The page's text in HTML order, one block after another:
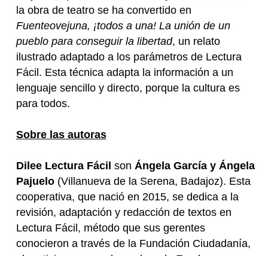
la obra de teatro se ha convertido en
Fuenteovejuna, ¡todos a una!La unión de un
pueblo para conseguir la libertad, un relato
ilustrado adaptado a los parámetros de Lectura
Fácil. Esta técnica adapta la información a un
lenguaje sencillo y directo, porque la cultura es
para todos.
Sobre las autoras
Dilee Lectura Fácil son Ángela García y Ángela
Pajuelo(Villanueva de la Serena, Badajoz). Esta
cooperativa, que nació en 2015, se dedica a la
revisión, adaptación y redacción de textos en
Lectura Fácil, método que sus gerentes
conocieron a través de la Fundación Ciudadanía,